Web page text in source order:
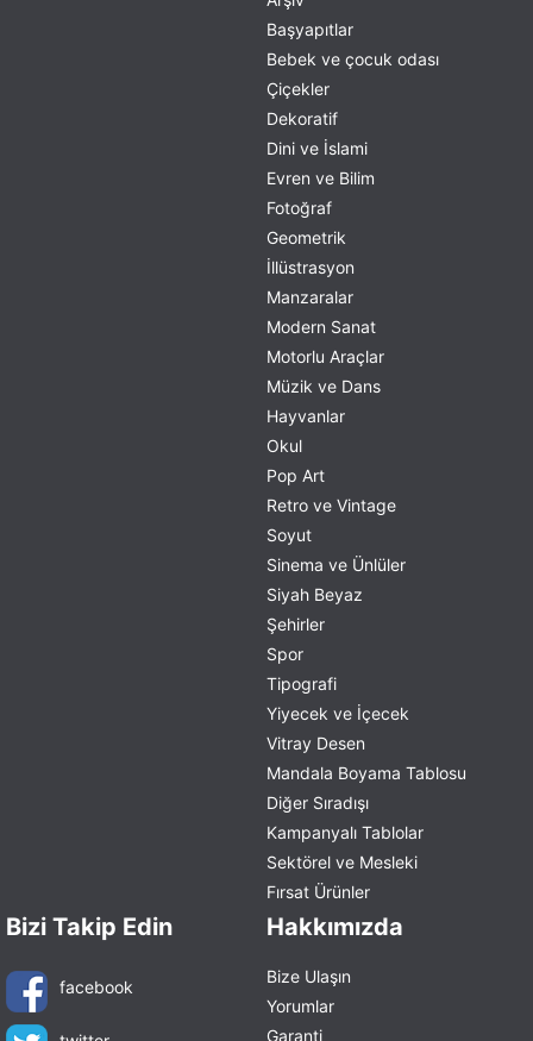
Başyapıtlar
Bebek ve çocuk odası
Çiçekler
Dekoratif
Dini ve İslami
Evren ve Bilim
Fotoğraf
Geometrik
İllüstrasyon
Manzaralar
Modern Sanat
Motorlu Araçlar
Müzik ve Dans
Hayvanlar
Okul
Pop Art
Retro ve Vintage
Soyut
Sinema ve Ünlüler
Siyah Beyaz
Şehirler
Spor
Tipografi
Yiyecek ve İçecek
Vitray Desen
Mandala Boyama Tablosu
Diğer Sıradışı
Kampanyalı Tablolar
Sektörel ve Mesleki
Fırsat Ürünler
Bizi Takip Edin
facebook
Hakkımızda
Bize Ulaşın
Yorumlar
Garanti